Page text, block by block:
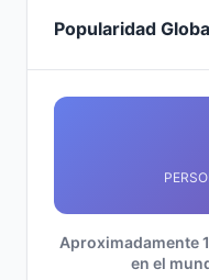
Popularidad
Aproximadamente
en el